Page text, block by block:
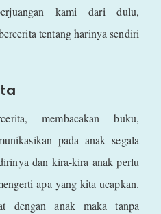
kami dari dulu,
tentang harinya sendiri
membacakan buku,
pada anak segala
dan kira-kira anak perlu
apa yang kita ucapkan.
dengan anak maka tanpa